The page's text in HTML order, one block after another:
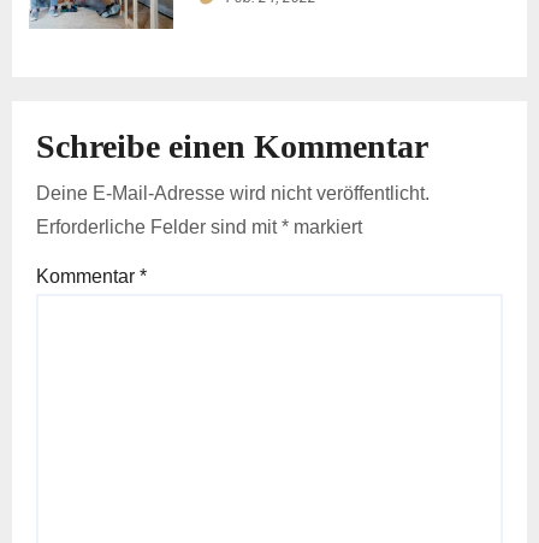
Schreibe einen Kommentar
Deine E-Mail-Adresse wird nicht veröffentlicht.
Erforderliche Felder sind mit* markiert
Kommentar*